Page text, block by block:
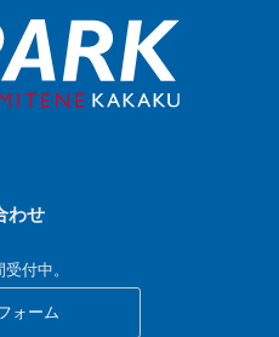
わせ
付中。
ォーム